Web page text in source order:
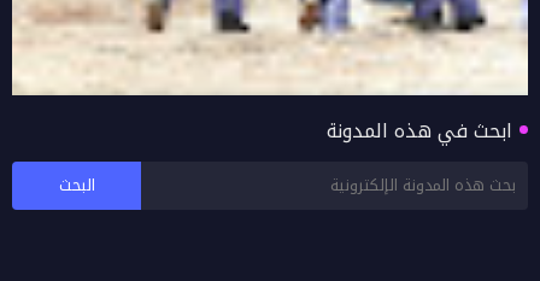
دائرة البلدية بصور تنظم حملة موسعة لتنظيف
ابحث في هذه المدونة